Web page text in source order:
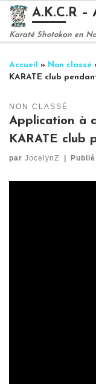
Passer au contenu
A.K.C.R –
Karaté Shotokan en
Accueil » Non classé
KARATE club
NON CLASSÉ
Application à
KARATE club
par JocelynZ | Publié